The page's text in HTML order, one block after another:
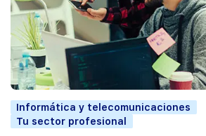
Informática y telecomunicaciones
Tu sector profesional